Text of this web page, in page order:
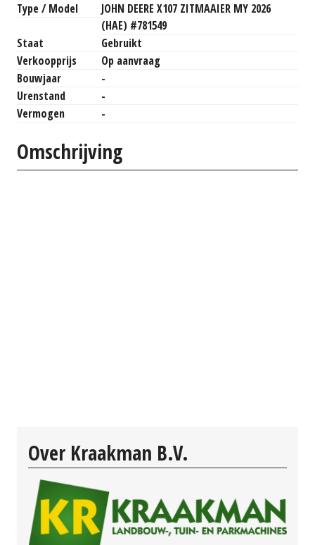
Type / Model
JOHN DEERE X107 ZITMAAIER MY 2026
(HAE) #781549
Staat
Gebruikt
Verkoopprijs
Op aanvraag
Bouwjaar
-
Urenstand
-
Vermogen
-
Omschrijving
Over Kraakman B.V.